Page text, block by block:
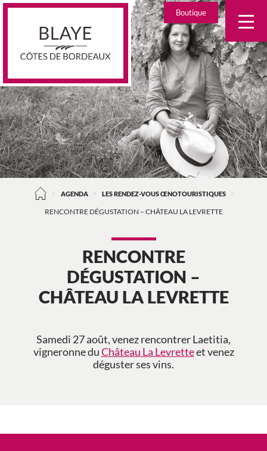
Skip
Boutique
> AGENDA > LES RENDEZ-VOUS ŒNOTOURISTIQUES >
RENCONTRE DÉGUSTATION – CHÂTEAU LA LEVRETTE
RENCONTRE
DÉGUSTATION –
CHÂTEAU LA LEVRETTE
Samedi 27 août, venez rencontrer Laetitia,
vigneronne duChâteau La Levretteet venez
déguster ses vins.